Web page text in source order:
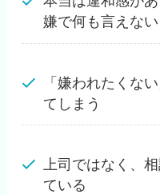
嫌で何も言えない
「嫌われたくな
てしまう
上司ではなく、
ている